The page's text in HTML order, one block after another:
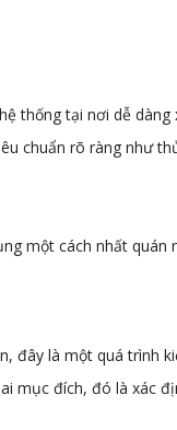
thống tại nơi dễ
chuẩn rõ ràng như
một cách nhất
đây là một quá trình
mục đích, đó là xác